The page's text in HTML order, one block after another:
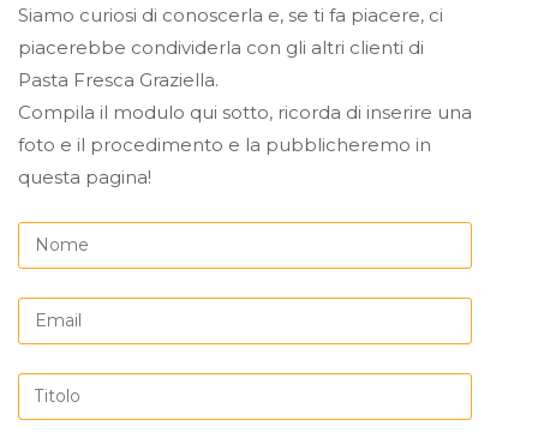
Siamo curiosi di conoscerla e, se ti fa piacere, ci
piacerebbe condividerla con gli altri clienti di
Pasta Fresca Graziella.
Compila il modulo qui sotto, ricorda di inserire una
foto e il procedimento e la pubblicheremo in
questa pagina!